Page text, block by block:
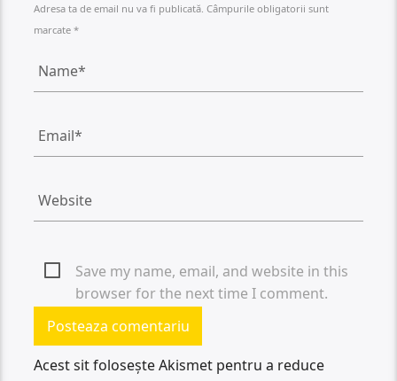
Adresa ta de email nu va fi publicată. Câmpurile obligatorii sunt
marcate *
Save my name, email, and website in this
browser for the next time I comment.
Acest sit folosește Akismet pentru a reduce